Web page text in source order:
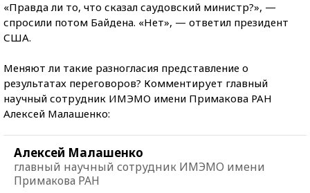
«Правда ли то, что сказал саудовский министр?», —
спросили потом Байдена. «Нет», — ответил президент
США.
Меняют ли такие разногласия представление о
результатах переговоров? Комментирует главный
научный сотрудник ИМЭМО имени Примакова РАН
Алексей Малашенко:
Алексей Малашенко
главный научный сотрудник ИМЭМО имени
Примакова РАН